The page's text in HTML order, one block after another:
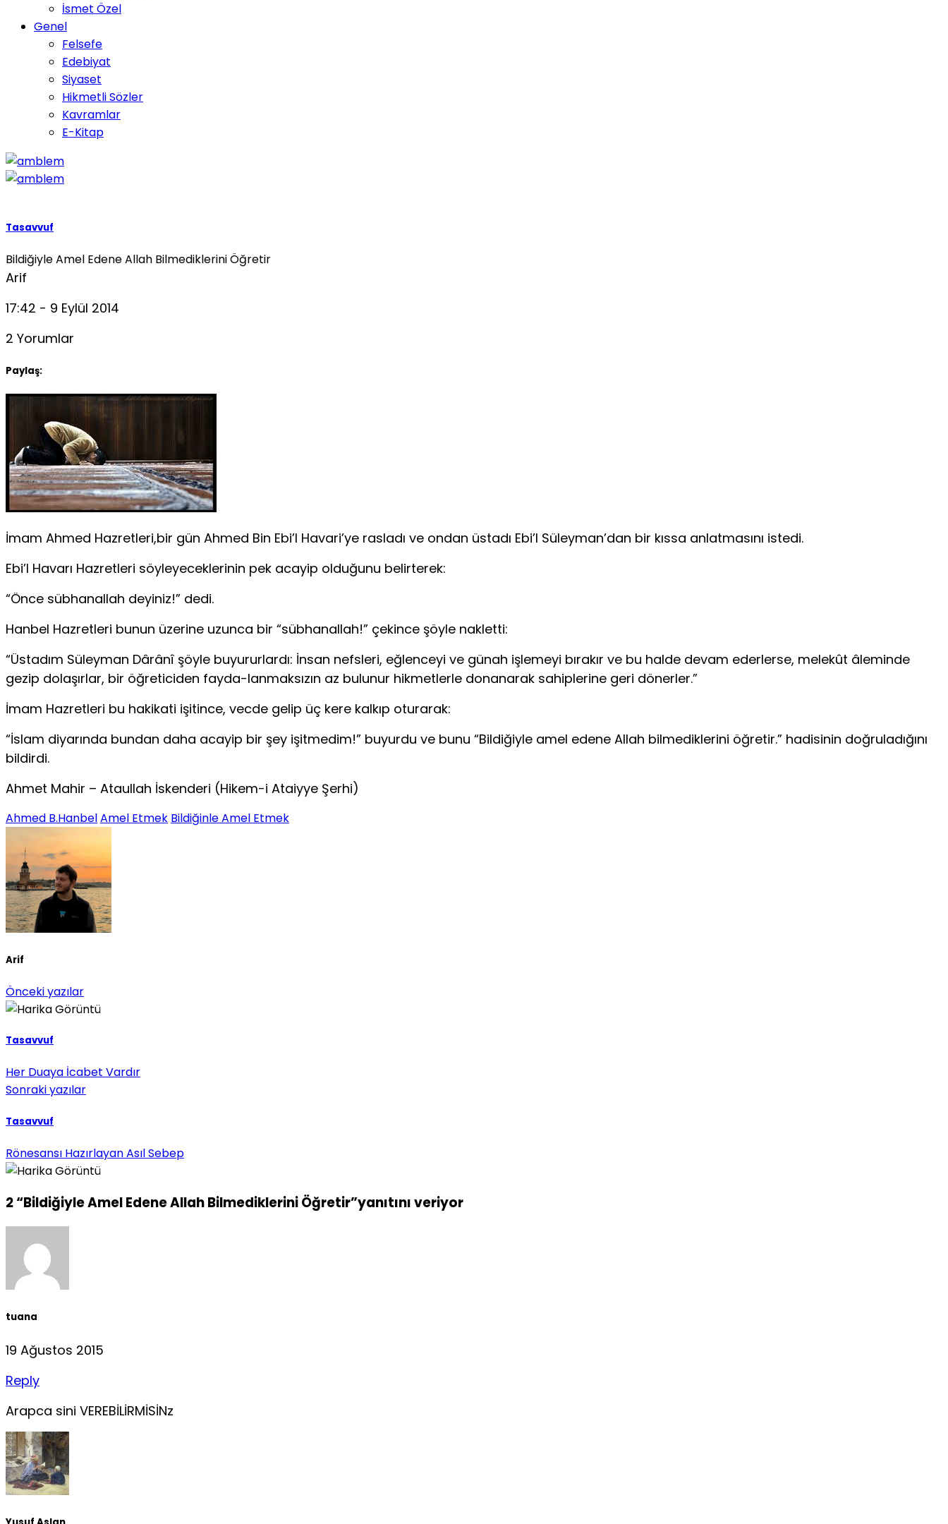
İsmet Özel
Genel
Felsefe
Edebiyat
Siyaset
Hikmetli Sözler
Kavramlar
E-Kitap
Tasavvuf
Bildiğiyle Amel Edene Allah Bilmediklerini Öğretir
Arif
17:42 - 9 Eylül 2014
2 Yorumlar
Paylaş:
İmam Ahmed Hazretleri,bir gün Ahmed Bin Ebi’l Havari’ye rasladı ve ondan üstadı Ebi’l Süleyman’dan bir kıssa anlatmasını istedi.
Ebi’l Havarı Hazretleri söyleyeceklerinin pek acayip olduğunu belirterek:
“Önce sübhanallah deyiniz!” dedi.
Hanbel Hazretleri bunun üzerine uzunca bir “sübhanallah!” çekince şöyle nakletti:
“Üstadım Süleyman Dârânî şöyle buyururlardı: İnsan nefsleri, eğlenceyi ve günah işlemeyi bırakır ve bu halde devam ederlerse, melekût âleminde
gezip dolaşırlar, bir öğreticiden fayda-lanmaksızın az bulunur hikmetlerle donanarak sahiplerine geri dönerler.”
İmam Hazretleri bu hakikati işitince, vecde gelip üç kere kalkıp oturarak:
“İslam diyarında bundan daha acayip bir şey işitmedim!” buyurdu ve bunu “Bildiğiyle amel edene Allah bilmediklerini öğretir.” hadisinin doğruladığını
bildirdi.
Ahmet Mahir – Ataullah İskenderi (Hikem-i Ataiyye Şerhi)
Ahmed B.HanbelAmel Etmek Bildiğinle Amel Etmek
Arif
Önceki yazılar
Tasavvuf
Her Duaya İcabet Vardır
Sonraki yazılar
Tasavvuf
Rönesansı Hazırlayan Asıl Sebep
2 “Bildiğiyle Amel Edene Allah Bilmediklerini Öğretir”yanıtını veriyor
tuana
19 Ağustos 2015
Reply
Arapca sini VEREBİLİRMİSİNz